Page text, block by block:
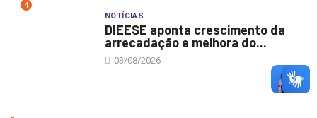
4
NOTÍCIAS
DIEESE aponta crescimento da
arrecadação e melhora do...
03/08/2026